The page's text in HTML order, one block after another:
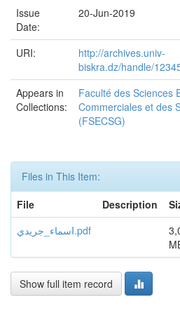
Issue
Date:
20-Jun-2019
URI:
http://archives.univ-
biskra.dz/handle/
Appears in
Collections:
Faculté des Sciences
Commerciales et des
(FSECSG)
Files in This Item:
File
Description
سماء_جريديI.pdf
Show full item record